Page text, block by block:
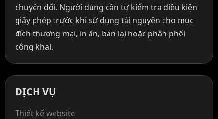
chuyển đổi. Người dùng cần tự kiểm tra điều kiện
giấy phép trước khi sử dụng tài nguyên cho mục
đích thương mại, in ấn, bán lại hoặc phân phối
công khai.
DỊCH VỤ
Thiết kế website